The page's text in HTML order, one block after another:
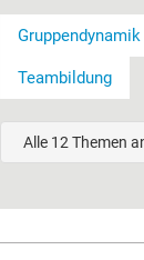
Gruppendynamik
Teambildung
Alle 12 Themen